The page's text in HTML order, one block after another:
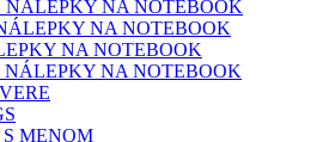
NÁLEPKY NA NOTEBOOK
NA NOTEBOOK
NA NOTEBOOK
NA NOTEBOOK
MENOM